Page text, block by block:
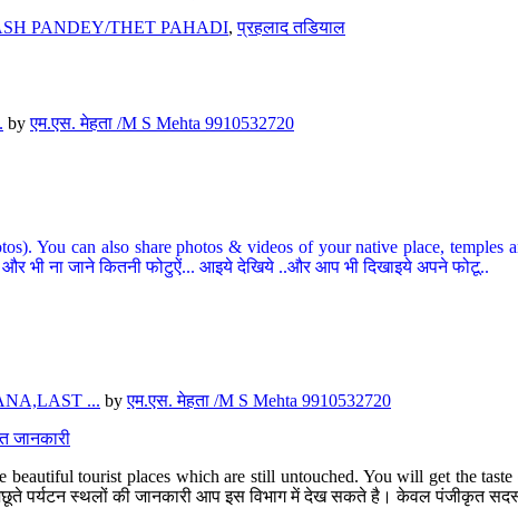
PANDEY/THET PAHADI,प्रहलाद तडियाल
byएम.एस. मेहता /M S Mehta 9910532720
You can also share photos & videos of your native place, temples
भी ना जाने कितनी फोटुऐं... आइये देखिये ..और आप भी दिखाइये अपने फोटू..
... byएम.एस. मेहता /M S Mehta 9910532720
जानकारी
tourist places which are still untouched. You will get the
पर्यटन स्थलों की जानकारी आप इस विभाग में देख सकते है। केवल पंजीकृत